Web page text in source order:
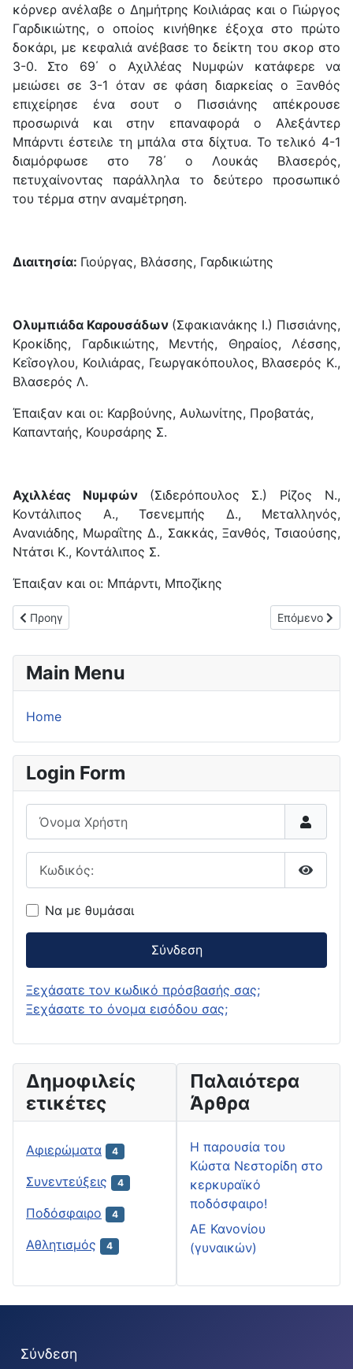
κόρνερ ανέλαβε ο Δημήτρης Κοιλιάρας και ο Γιώργος
Γαρδικιώτης, ο οποίος κινήθηκε έξοχα στο πρώτο
δοκάρι, με κεφαλιά ανέβασε το δείκτη του σκορ στο
3-0. Στο 69΄ ο Αχιλλέας Νυμφών κατάφερε να
μειώσει σε 3-1 όταν σε φάση διαρκείας ο Ξανθός
επιχείρησε ένα σουτ ο Πισσιάνης απέκρουσε
προσωρινά και στην επαναφορά ο Αλεξάντερ
Μπάρντι έστειλε τη μπάλα στα δίχτυα. Το τελικό 4-1
διαμόρφωσε στο 78΄ ο Λουκάς Βλασερός,
πετυχαίνοντας παράλληλα το δεύτερο προσωπικό
του τέρμα στην αναμέτρηση.
Διαιτησία: Γιούργας, Βλάσσης, Γαρδικιώτης
Ολυμπιάδα Καρουσάδων (Σφακιανάκης Ι.) Πισσιάνης,
Κροκίδης, Γαρδικιώτης, Μεντής, Θηραίος, Λέσσης,
Κεΐσογλου, Κοιλιάρας, Γεωργακόπουλος, Βλασερός Κ.,
Βλασερός Λ.
Έπαιξαν και οι: Καρβούνης, Αυλωνίτης, Προβατάς,
Καπανταής, Κουρσάρης Σ.
Αχιλλέας Νυμφών (Σιδερόπουλος Σ.) Ρίζος Ν.,
Κοντάλιπος Α., Τσενεμπής Δ., Μεταλληνός,
Ανανιάδης, Μωραΐτης Δ., Σακκάς, Ξανθός, Τσιαούσης,
Ντάτσι Κ., Κοντάλιπος Σ.
Έπαιξαν και οι: Μπάρντι, Μποζίκης
Προηγούμενο άρθρο: "Δύο στα δύο" για τον ΟΦΑΜ (3-0) επί
Προηγ Επόμενο
Επόμενο
Main Menu
Home
Login Form
Όνομα Χρήστη
Να με θυμάσαι
Σύνδεση
Ξεχάσατε τον κωδικό πρόσβασής σας;
Ξεχάσατε το όνομα εισόδου σας;
Δημοφιλείς
ετικέτες
Αφιερώματα 4
Συνεντεύξεις 4
Ποδόσφαιρο 4
Αθλητισμός 4
Παλαιότερα
Άρθρα
H παρουσία του
Κώστα Νεστορίδη στο
κερκυραϊκό
ποδόσφαιρο!
ΑΕ Κανονίου
(γυναικών)
Σύνδεση